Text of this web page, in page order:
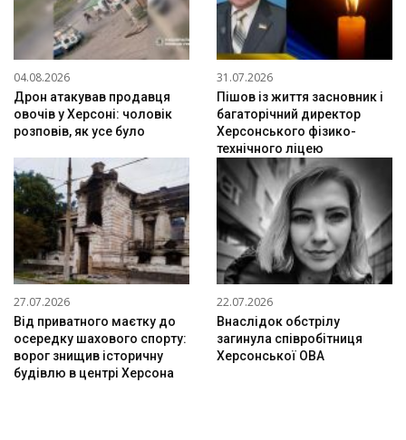
04.08.2026
Дрон атакував продавця
овочів у Херсоні: чоловік
розповів, як усе було
31.07.2026
Пішов із життя засновник і
багаторічний директор
Херсонського фізико-
технічного ліцею
27.07.2026
Від приватного маєтку до
осередку шахового спорту:
ворог знищив історичну
будівлю в центрі Херсона
22.07.2026
Внаслідок обстрілу
загинула співробітниця
Херсонської ОВА